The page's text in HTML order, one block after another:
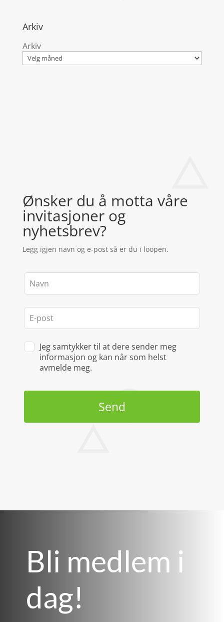
Arkiv
Arkiv
Ønsker du å motta våre
invitasjoner og
nyhetsbrev?
Legg igjen navn og e-post så er du i loopen.
Leave
this
blank
Jeg samtykker til at dere sender meg
informasjon og kan når som helst
avmelde meg.
Send
Bli medlem i
dag!